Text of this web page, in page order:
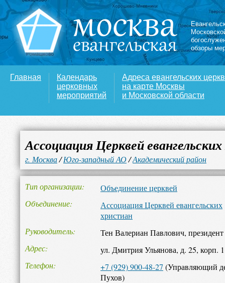
обзоры
Главная
Календарь
церковных
мероприятий
Адреса евангельских
на карте Москвы
и Московской области
Ассоциация Церквей
г. Москва/Юго-западный АО/Академический район
Тип организации
Объединение церквей
Объединение
Ассоциация Церквей евангельских
христиан
Руководитель
Тен Валериан Павлович, президент
Адрес
ул. Дмитрия Ульянова, д. 25, корп. 1
Телефон
+7 (929) 900-48-27 (Управляющий
Пухов)